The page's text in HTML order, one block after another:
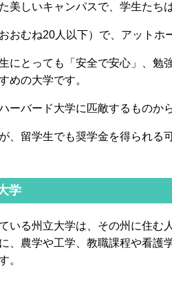
美しいキャンパスで、学生たち
おむね20人以下）で、アットホ
にとっても「安全で安心」、勉
めの大学です。
ーバード大学に匹敵するものか
、留学生でも奨学金を得られる
学
いる州立大学は、その州に住む
、農学や工学、教職課程や看護
。